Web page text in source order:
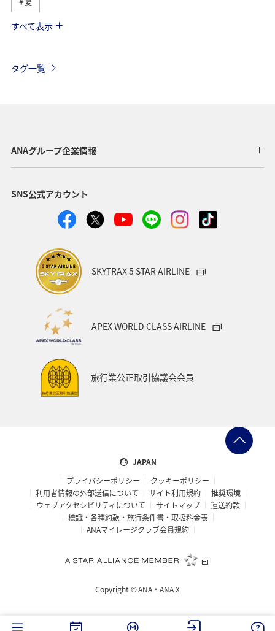
ANA釣り倶楽部
すべて表示
タグ一覧
ANAグループ企業情報
SNS公式アカウント
SKYTRAX 5 STAR AIRLINE
APEX WORLD CLASS AIRLINE
旅行業公正取引協議会会員
JAPAN
プライバシーポリシー
クッキーポリシー
利用者情報の外部送信について
サイト利用規約
推奨環境
ウェブアクセシビリティについて
サイトマップ
運送約款
標識・各種約款・旅行条件書・取扱料金表
ANAマイレージクラブ会員規約
Copyright ©ANA・ANA X